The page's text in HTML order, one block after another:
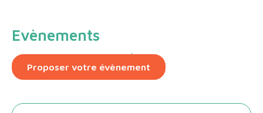
Evènements
Proposer votre évènement